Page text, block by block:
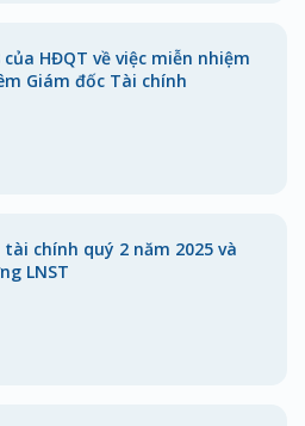
HĐQT về việc miễn nhiệm
Giám đốc Tài chính
tài chính quý 2 năm 2025 và
LNST